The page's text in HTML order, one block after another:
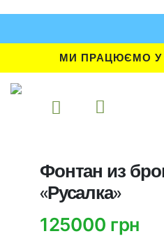
МИ ПРАЦЮЄМО
Фонтан из
«Русалка»
125000 грн